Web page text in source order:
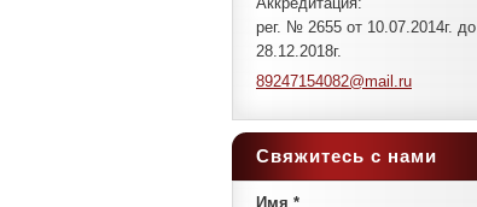
рег. № 2655 от 10.07.2014г. до
28.12.2018г.
89247154082@mail .ru
Свяжитесь с нами
Имя *